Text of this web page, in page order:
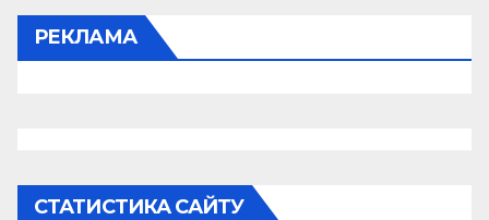
РЕКЛАМА
СТАТИСТИКА САЙТУ